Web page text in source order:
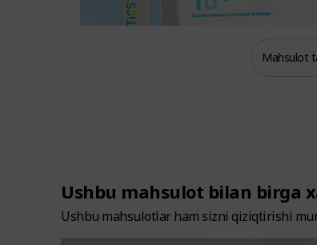
Mahsulot
Ushbu mahsulot bilan birga
Ushbu mahsulotlar ham sizni qiziqtirishi